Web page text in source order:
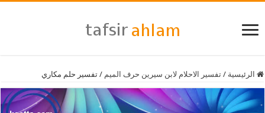
الرئيسية / تفسير الاحلام لابن سيرين حرف الميم / تفسير حلم مكاري